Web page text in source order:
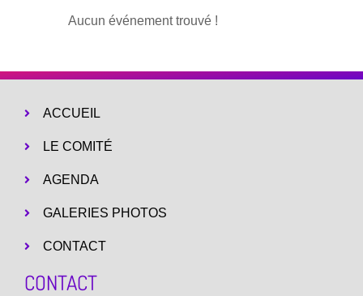
Aucun événement trouvé !
ACCUEIL
LE COMITÉ
AGENDA
GALERIES PHOTOS
CONTACT
CONTACT